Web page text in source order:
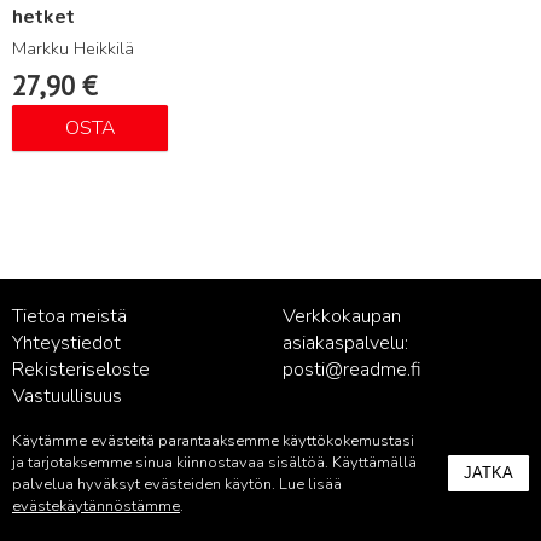
hetket
Markku Heikkilä
27,90 €
OSTA
Tietoa meistä
Yhteystiedot
Rekisteriseloste
Vastuullisuus
Verkkokaupan
asiakaspalvelu:
posti@readme.fi
Kustantamon asiakaspalvelu:
palvelu@readme.fi
Käytämme evästeitä parantaaksemme käyttökokemustasi
ja tarjotaksemme sinua kiinnostavaa sisältöä. Käyttämällä
palvelua hyväksyt evästeiden käytön. Lue lisää
evästekäytännöstämme.
JATKA